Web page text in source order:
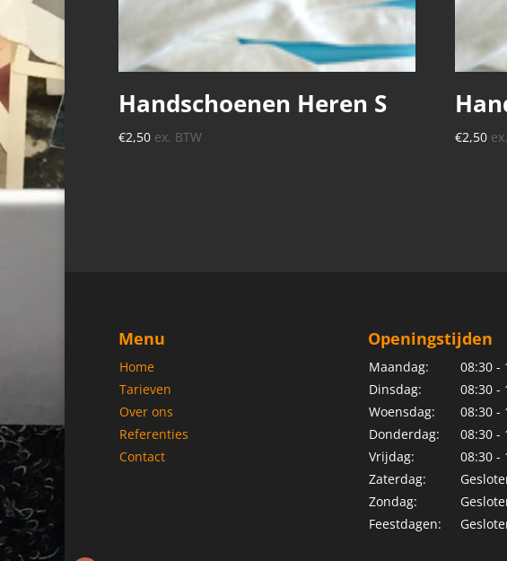
Handschoenen Heren S
€2,50 ex. BTW €2,50
Menu
Home
Tarieven
Over ons
Referenties
Contact
Openingstijden
Maandag:
08:30 -
Dinsdag:
08:30 -
Woensdag:
08:30 -
Donderdag:
08:30 -
Vrijdag:
08:30 -
Zaterdag:
Zondag:
Feestdagen: